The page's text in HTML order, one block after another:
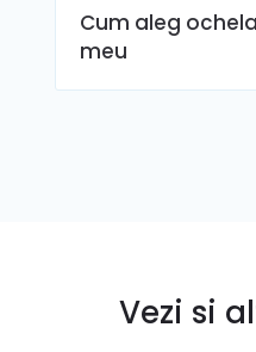
Cum aleg
meu
Vezi si